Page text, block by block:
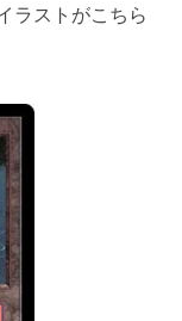
ラストがこちら